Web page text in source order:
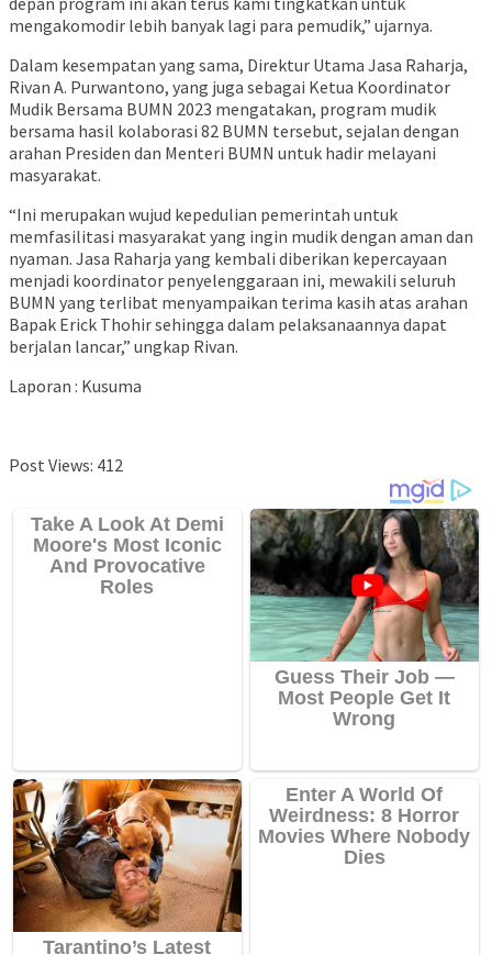
mengakomodir lebih banyak lagi para pemudik,” ujarnya.
Dalam kesempatan yang sama, Direktur Utama Jasa Raharja,
Rivan A. Purwantono, yang juga sebagai Ketua Koordinator
Mudik Bersama BUMN 2023 mengatakan, program mudik
bersama hasil kolaborasi 82 BUMN tersebut, sejalan dengan
arahan Presiden dan Menteri BUMN untuk hadir melayani
masyarakat.
“Ini merupakan wujud kepedulian pemerintah untuk
memfasilitasi masyarakat yang ingin mudik dengan aman dan
nyaman. Jasa Raharja yang kembali diberikan kepercayaan
menjadi koordinator penyelenggaraan ini, mewakili seluruh
BUMN yang terlibat menyampaikan terima kasih atas arahan
Bapak Erick Thohir sehingga dalam pelaksanaannya dapat
berjalan lancar,” ungkap Rivan.
Laporan : Kusuma
Post Views: 412